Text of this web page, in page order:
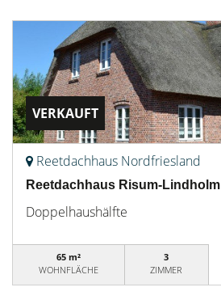
VERKAUFT
Reetdachhaus Nordfriesland
Reetdachhaus Risum-Lindholm
Doppelhaushälfte
65 m²
WOHNFLÄCHE
3
ZIMMER